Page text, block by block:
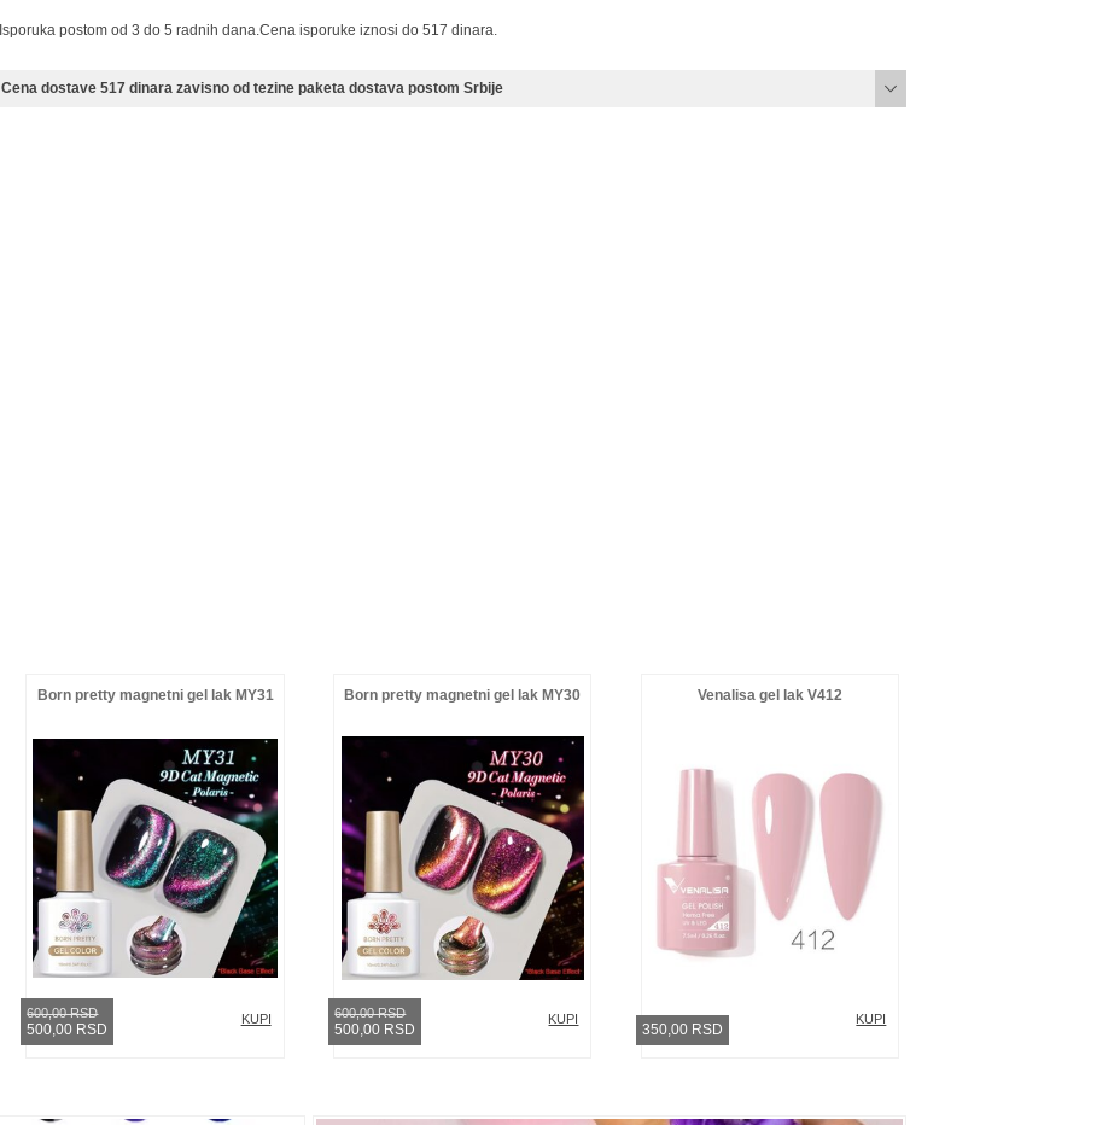
Isporuka postom od 3 do 5 radnih dana.Cena isporuke iznosi do 517 dinara.
Cena dostave 517 dinara zavisno od tezine paketa dostava postom Srbije
Born pretty magnetni gel lak MY31
KUPI
600,00 RSD
500,00 RSD
Born pretty magnetni gel lak MY30
KUPI
600,00 RSD
500,00 RSD
Venalisa gel lak V412
KUPI
350,00 RSD